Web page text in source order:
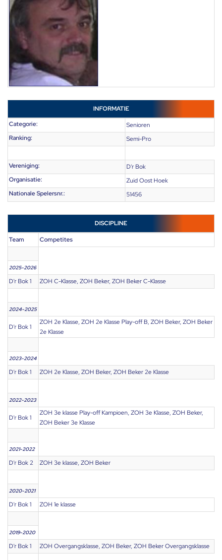
INFORMATIE
Categorie:
Senioren
Ranking:
Semi-Pro
Vereniging:
D'r Bok
Organisatie:
Zuid Oost Hoek
Nationale Spelersnr.:
51456
DISCIPLINE
Team Competites
2025-2026
D'r Bok 1 ZOH C-Klasse, ZOH Beker, ZOH Beker C-Klasse
2024-2025
D'r Bok 1
ZOH 2e Klasse, ZOH 2e Klasse Play-off B, ZOH Beker, ZOH Beker
2e Klasse
2023-2024
D'r Bok 1 ZOH 2e Klasse, ZOH Beker, ZOH Beker 2e Klasse
2022-2023
D'r Bok 1
ZOH 3e klasse Play-off Kampioen, ZOH 3e Klasse, ZOH Beker,
ZOH Beker 3e Klasse
2021-2022
D'r Bok 2 ZOH 3e klasse, ZOH Beker
2020-2021
D'r Bok 1 ZOH 1e klasse
2019-2020
D'r Bok 1 ZOH Overgangsklasse, ZOH Beker, ZOH Beker Overgangsklasse